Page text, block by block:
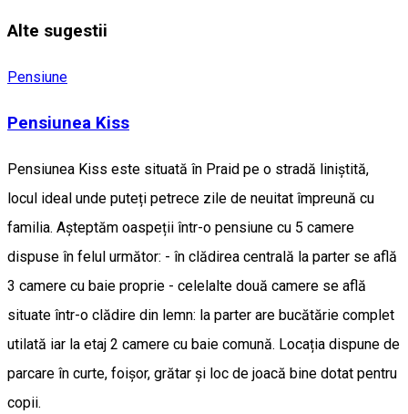
Alte sugestii
Pensiune
Pensiunea Kiss
Pensiunea Kiss este situată în Praid pe o stradă liniștită,
locul ideal unde puteți petrece zile de neuitat împreună cu
familia. Așteptăm oaspeții într-o pensiune cu 5 camere
dispuse în felul următor: - în clădirea centrală la parter se află
3 camere cu baie proprie - celelalte două camere se află
situate într-o clădire din lemn: la parter are bucătărie complet
utilată iar la etaj 2 camere cu baie comună. Locația dispune de
parcare în curte, foișor, grătar și loc de joacă bine dotat pentru
copii.